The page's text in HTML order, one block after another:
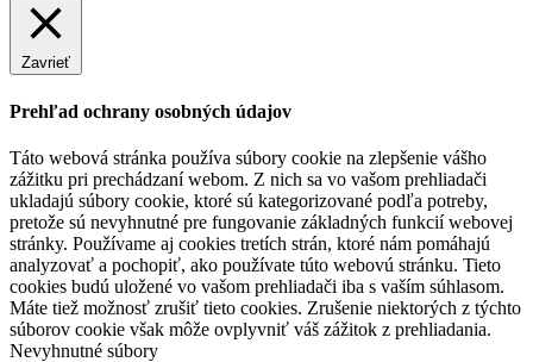
Zavrieť
Prehľad ochrany osobných údajov
Táto webová stránka používa súbory cookie na zlepšenie vášho
zážitku pri prechádzaní webom. Z nich sa vo vašom prehliadači
ukladajú súbory cookie, ktoré sú kategorizované podľa potreby,
pretože sú nevyhnutné pre fungovanie základných funkcií webovej
stránky. Používame aj cookies tretích strán, ktoré nám pomáhajú
analyzovať a pochopiť, ako používate túto webovú stránku. Tieto
cookies budú uložené vo vašom prehliadači iba s vaším súhlasom.
Máte tiež možnosť zrušiť tieto cookies. Zrušenie niektorých z týchto
súborov cookie však môže ovplyvniť váš zážitok z prehliadania.
Nevyhnutné súbory